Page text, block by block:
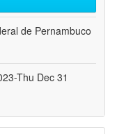
de Pernambuco
Thu Dec 31